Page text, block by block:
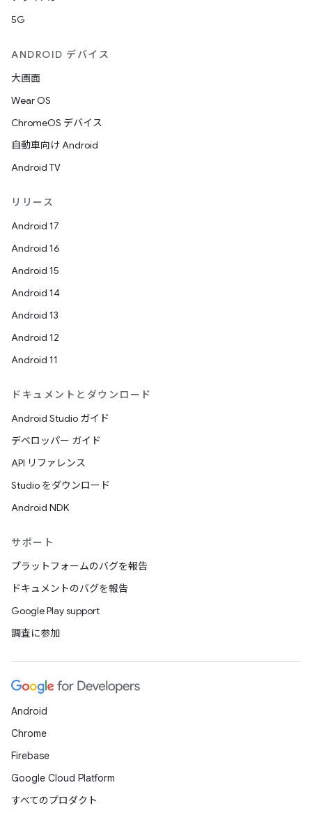
5G
ANDROID デバイス
大画面
Wear OS
ChromeOS デバイス
自動車向け Android
Android TV
リリース
Android 17
Android 16
Android 15
Android 14
Android 13
Android 12
Android 11
ドキュメントとダウンロード
Android Studio ガイド
デベロッパー ガイド
API リファレンス
Studio をダウンロード
Android NDK
サポート
プラットフォームのバグを報告
ドキュメントのバグを報告
Google Play support
調査に参加
Android
Chrome
Firebase
Google Cloud Platform
すべてのプロダクト